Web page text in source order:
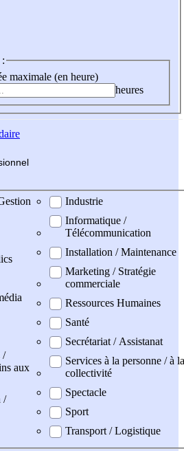
maximale (en heure)
heures
/
aux
/
Industrie
Informatique /
Télécommunication
Installation / Maintenance
Marketing / Stratégie
commerciale
Ressources Humaines
Santé
Secrétariat / Assistanat
Services à la personne / à la
collectivité
Spectacle
Sport
Transport / Logistique